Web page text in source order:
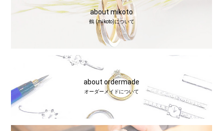
about mikoto
鶴 (mikoto)について
about ordermade
オーダーメイドについて